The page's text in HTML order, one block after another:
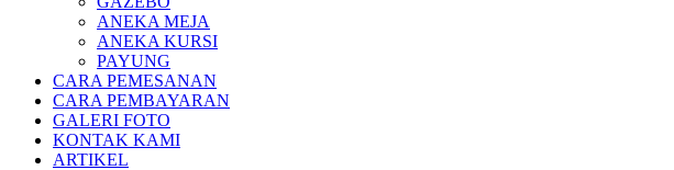
ANEKA MEJA
ANEKA KURSI
PAYUNG
CARA PEMESANAN
CARA PEMBAYARAN
GALERI FOTO
KONTAK KAMI
ARTIKEL